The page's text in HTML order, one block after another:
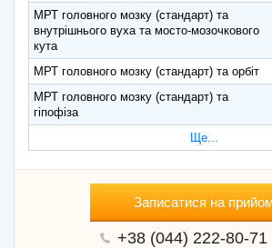
МРТ головного мозку (стандарт) та
внутрішнього вуха та мосто-мозочкового
кута
МРТ головного мозку (стандарт) та орбіт
МРТ головного мозку (стандарт) та
гіпофіза
Ще...
Записатися на
+38 (044) 222-80-71